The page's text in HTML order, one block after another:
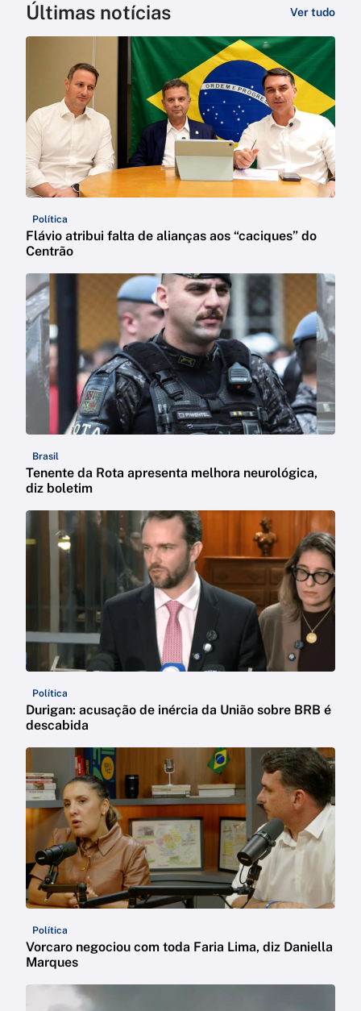
Últimas notícias Ver tudo
Política
Flávio atribui falta de alianças aos “caciques” do
Centrão
Brasil
Tenente da Rota apresenta melhora neurológica,
diz boletim
Política
Durigan: acusação de inércia da União sobre BRB é
descabida
Política
Vorcaro negociou com toda Faria Lima, diz Daniella
Marques